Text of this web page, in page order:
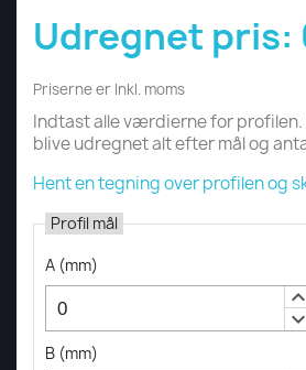
Udregnet pris:
Priserne er Inkl. moms
Indtast alle værdierne for
blive udregnet alt efter mål og
Hent en tegning over profilen og
Profil mål
A (mm)
keyboard_arrow_up
keyboard_arrow_down
B (mm)